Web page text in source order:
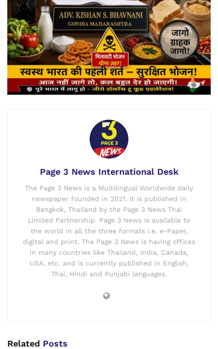
Page 3 News International Desk
The Page 3 News is a Multilingual Worldwide daily
newspaper founded in 2021. It is published in
Bangkok, Thailand by the Page 3 News Thai
Limited Partnership. Page 3 News is available to
the world in all the three formats i.e. e-Paper,
digital and print. The Page 3 News is having offices
in many countries like Thailand, India, Canada,
USA, etc. and is currently published in English,
Thai, Hindi and Punjabi languages.
Related Posts